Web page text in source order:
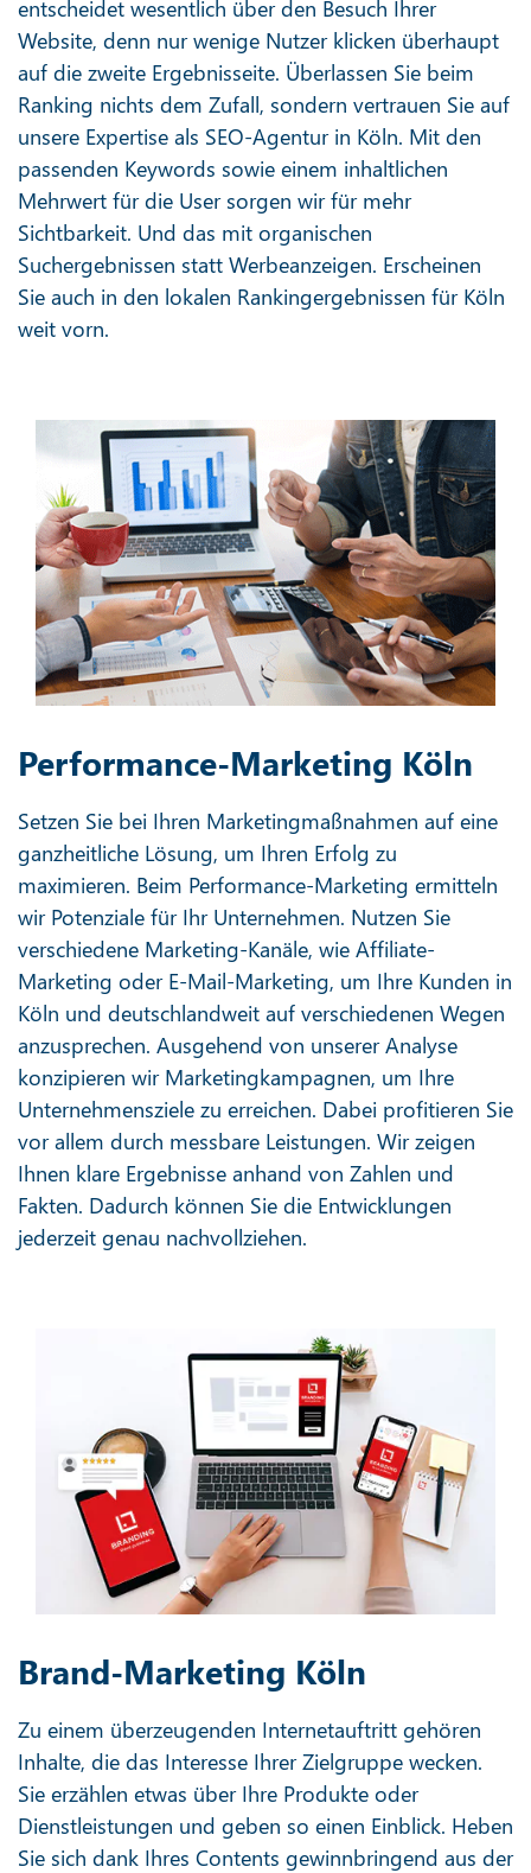
entscheidet wesentlich über den Besuch Ihrer
Website, denn nur wenige Nutzer klicken überhaupt
auf die zweite Ergebnisseite. Überlassen Sie beim
Ranking nichts dem Zufall, sondern vertrauen Sie auf
unsere Expertise als SEO-Agentur in Köln. Mit den
passenden Keywords sowie einem inhaltlichen
Mehrwert für die User sorgen wir für mehr
Sichtbarkeit. Und das mit organischen
Suchergebnissen statt Werbeanzeigen. Erscheinen
Sie auch in den lokalen Rankingergebnissen für Köln
weit vorn.
Performance-Marketing Köln
Setzen Sie bei Ihren Marketingmaßnahmen auf eine
ganzheitliche Lösung, um Ihren Erfolg zu
maximieren. Beim Performance-Marketing ermitteln
wir Potenziale für Ihr Unternehmen. Nutzen Sie
verschiedene Marketing-Kanäle, wie Affiliate-
Marketing oder E-Mail-Marketing, um Ihre Kunden in
Köln und deutschlandweit auf verschiedenen Wegen
anzusprechen. Ausgehend von unserer Analyse
konzipieren wir Marketingkampagnen, um Ihre
Unternehmensziele zu erreichen. Dabei profitieren Sie
vor allem durch messbare Leistungen. Wir zeigen
Ihnen klare Ergebnisse anhand von Zahlen und
Fakten. Dadurch können Sie die Entwicklungen
jederzeit genau nachvollziehen.
Brand-Marketing Köln
Zu einem überzeugenden Internetauftritt gehören
Inhalte, die das Interesse Ihrer Zielgruppe wecken.
Sie erzählen etwas über Ihre Produkte oder
Dienstleistungen und geben so einen Einblick. Heben
Sie sich dank Ihres Contents gewinnbringend aus der